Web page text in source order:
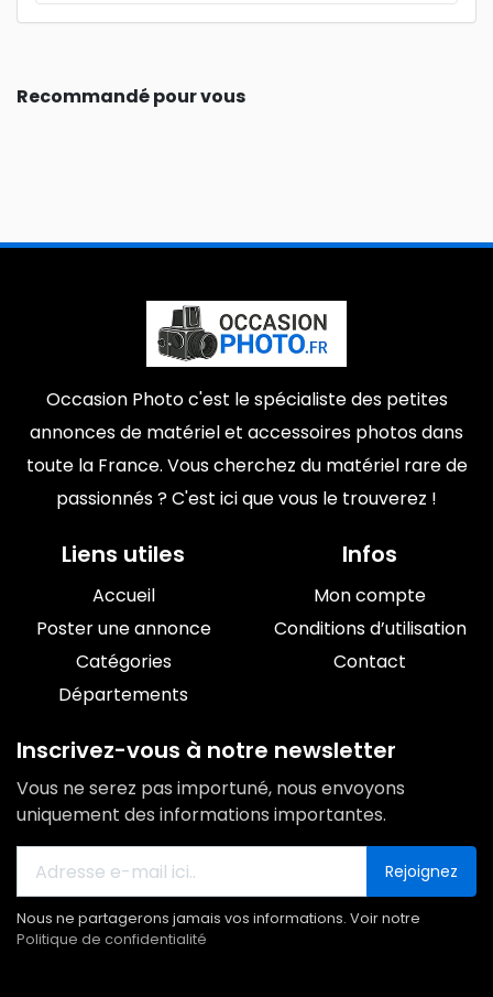
Recommandé pour vous
Occasion Photo c'est le spécialiste des petites
annonces de matériel et accessoires photos dans
toute la France. Vous cherchez du matériel rare de
passionnés ? C'est ici que vous le trouverez !
Liens utiles
Accueil
Poster une annonce
Catégories
Départements
Infos
Mon compte
Conditions d’utilisation
Contact
Inscrivez-vous à notre newsletter
Vous ne serez pas importuné, nous envoyons
uniquement des informations importantes.
Rejoignez
Nous ne partagerons jamais vos informations. Voir notre
Politique de confidentialité